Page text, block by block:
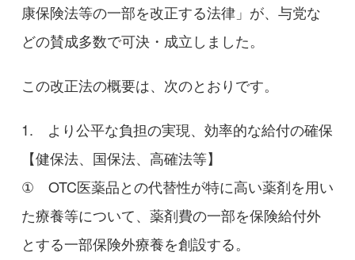
康保険法等の一部を改正する法律」が、与党な
どの賛成多数で可決・成立しました。
この改正法の概要は、次のとおりです。
1. より公平な負担の実現、効率的な給付の確保
【健保法、国保法、高確法等】
① OTC医薬品との代替性が特に高い薬剤を用い
た療養等について、薬剤費の一部を保険給付外
とする一部保険外療養を創設する。